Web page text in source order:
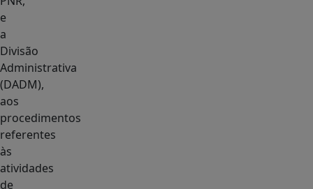
e
a
Divisão
Administrativa
(DADM),
aos
procedimentos
referentes
às
atividades
de